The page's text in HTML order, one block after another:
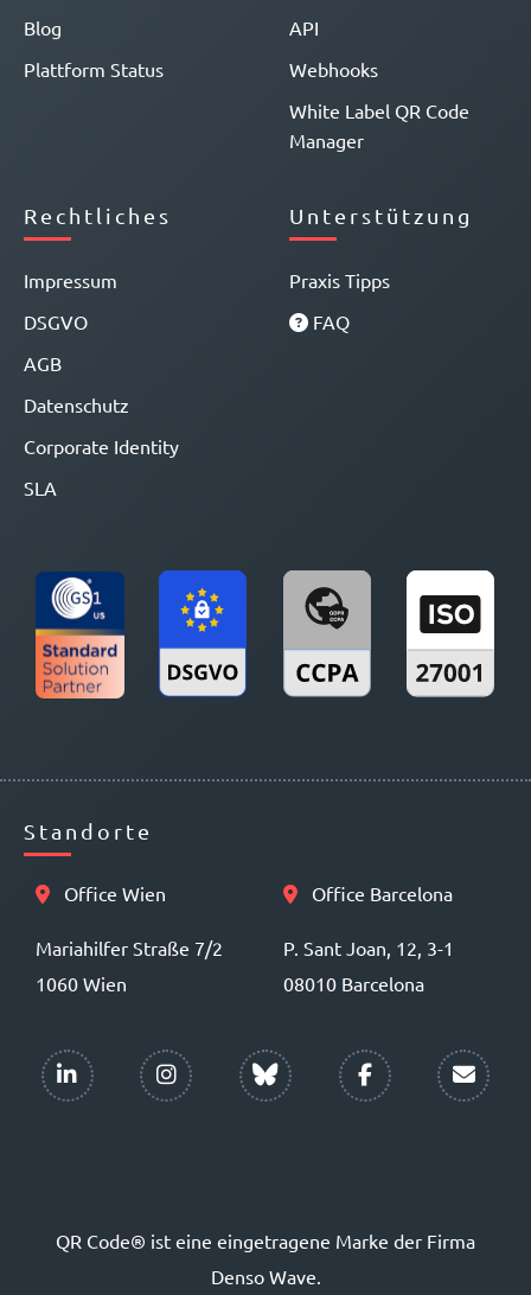
Blog
Plattform Status
API
Webhooks
White Label QR Code
Manager
Rechtliches
Impressum
DSGVO
AGB
Datenschutz
Corporate Identity
SLA
Unterstützung
Praxis Tipps
FAQ
Standorte
Office Wien
Mariahilfer Straße 7/2
1060 Wien
Office Barcelona
P. Sant Joan, 12, 3-1
08010 Barcelona
QR Code® ist eine eingetragene Marke der Firma
Denso Wave.